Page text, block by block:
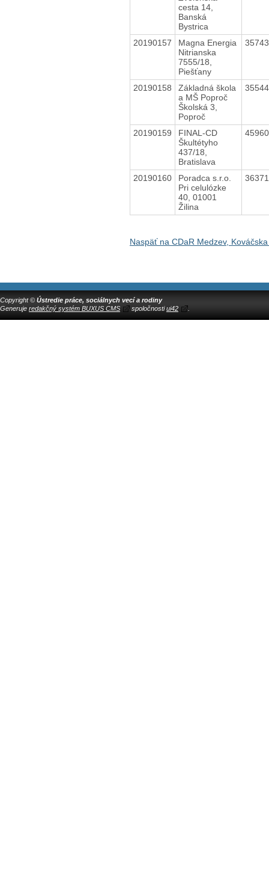
cesta 14,
Banská
Bystrica
20190157
Magna Energia
Nitrianska
7555/18,
Piešťany
20190158
Základná škola
a MŠ Poproč
Školská 3,
Poproč
20190159
FINAL-CD
Škultétyho
437/18,
Bratislava
20190160
Poradca s.r.o.
Pri celulózke
40, 01001
Žilina
Naspäť na CDaR Medzev,
Copyright © Ústredie práce, sociálnych vecí a rodiny
Generuje redakčný systém BUXUS CMS spoločnostiui42